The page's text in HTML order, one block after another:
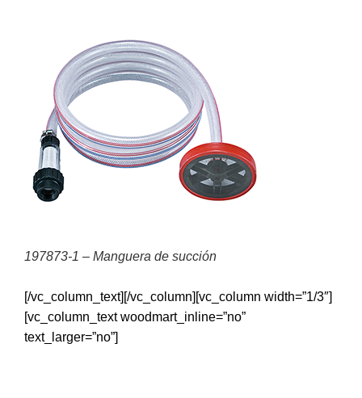
197873-1 – Manguera de succión
[/vc_column_text][/vc_column][vc_column width=”1/3″]
[vc_column_text woodmart_inline=”no”
text_larger=”no”]